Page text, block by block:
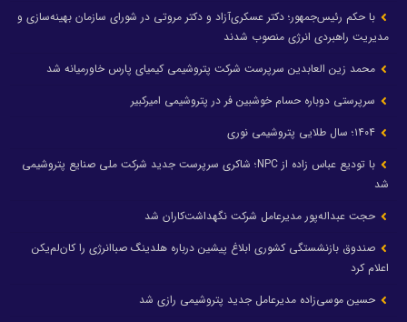
با حکم رئیس‌جمهور؛ دکتر عسکری‌آزاد و دکتر مروتی در شورای سازمان بهینه‌سازی و
مدیریت راهبردی انرژی منصوب شدند
محمد زین العابدین سرپرست شرکت پتروشیمی کیمیای پارس خاورمیانه شد
سرپرستی دوباره حسام خوشبین فر در پتروشیمی امیرکبیر
با تودیع عباس زاده از NPC؛ شاکری سرپرست جدید شرکت ملی صنایع پتروشیمی
شد
حجت عبداله‌پور مدیرعامل شرکت نگهداشت‌کاران شد
صندوق بازنشستگی کشوری ابلاغ پیشین درباره هلدینگ صباانرژی را کان‌لم‌یکن
اعلام کرد
حسین موسی‌زاده مدیرعامل جدید پتروشیمی رازی شد